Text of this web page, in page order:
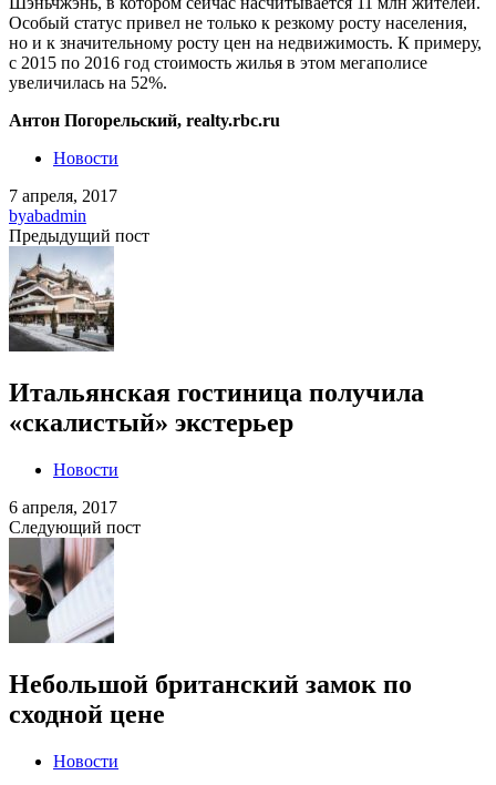
Особый статус привел не только к резкому росту населения,
но и к значительному росту цен на недвижимость. К примеру,
с 2015 по 2016 год стоимость жилья в этом мегаполисе
увеличилась на 52%.
Антон Погорельский, realty.rbc.ru
Новости
7 апреля, 2017
byabadmin
Предыдущий пост
Итальянская гостиница получила
«скалистый» экстерьер
Новости
6 апреля, 2017
Следующий пост
Небольшой британский замок по
сходной цене
Новости